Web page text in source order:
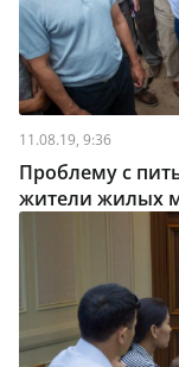
11.08.19, 9:36
Проблему с
жители жилых